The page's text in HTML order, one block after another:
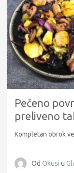
Pečeno
preliveno
Kompletan obrok
Od Okusi u